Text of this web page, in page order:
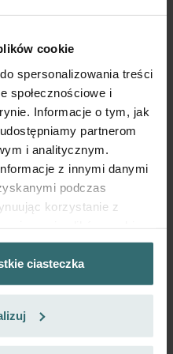
cookie
spersonalizowania treści
społecznościowe i
Informacje o tym, jak
partnerom
i analitycznym.
z innymi danymi
podczas
korzystanie z
Group
de confidentialité
s.r.o.: Zásady ochrany
ciasteczka
rabatem
automatycznie i
klientów indywidualnych)
PLN
z VAT
bez kosztów wysyłki
Subskrybuj